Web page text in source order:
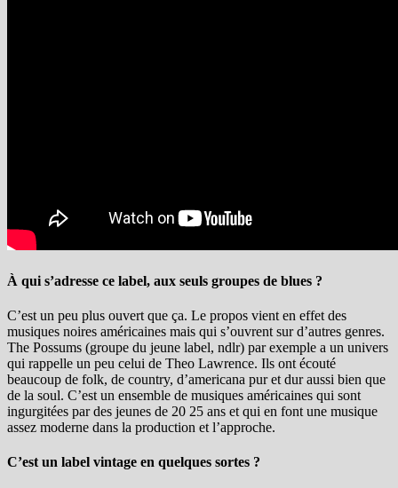
À qui s’adresse ce label, aux seuls groupes de blues ?
C’est un peu plus ouvert que ça. Le propos vient en effet des
musiques noires américaines mais qui s’ouvrent sur d’autres genres.
The Possums (groupe du jeune label, ndlr) par exemple a un univers
qui rappelle un peu celui de Theo Lawrence. Ils ont écouté
beaucoup de folk, de country, d’americana pur et dur aussi bien que
de la soul. C’est un ensemble de musiques américaines qui sont
ingurgitées par des jeunes de 20 25 ans et qui en font une musique
assez moderne dans la production et l’approche.
C’est un label vintage en quelques sortes ?